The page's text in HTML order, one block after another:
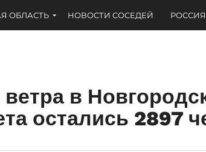
ОБЛАСТЬ НОВОСТИ СОСЕДЕЙ
в
остались 2897